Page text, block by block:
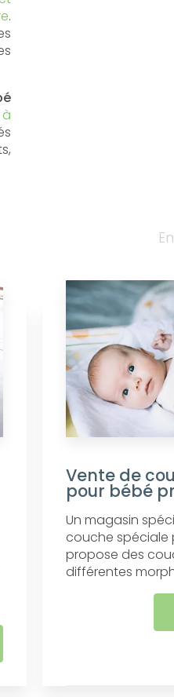
.
Vente de
pour bébé
Un magasin
couche spéciale
propose des
différentes